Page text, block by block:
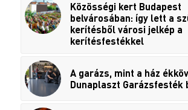
Közösségi kert Budapest
belvárosában: így lett a
kerítésből városi jelkép a
kerítésfestékkel
A garázs, mint a ház
Dunaplaszt Garázsfesték